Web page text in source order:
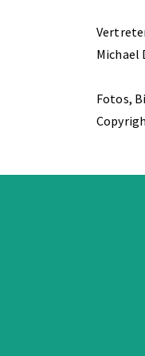
Michael
Fotos,